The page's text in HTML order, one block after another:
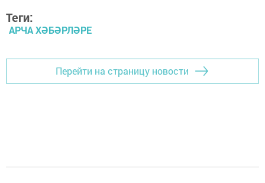
Теги:
АРЧА ХӘБӘРЛӘРЕ
Перейти на страницу новости